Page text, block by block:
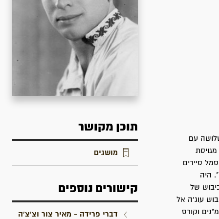
גבעת השלושה עם
הכשרה מגויסת
סיירים
היה
של
עוג'ה אל
וקורס
תוכן מקושר
מושגים
קישורים נוספים
דברי פרידה - מאיר צור וצ'צ'ה